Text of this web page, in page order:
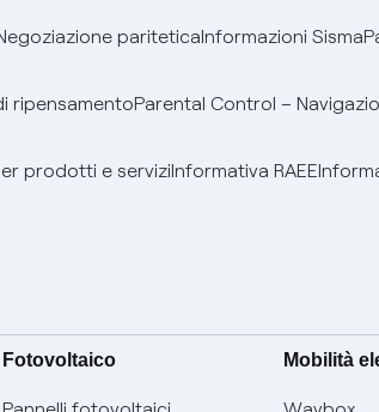
pariteticaInformazioni Sisma
ripensamentoParental Control –
prodotti e serviziInformativa RAEE
Fotovoltaico Mobilità